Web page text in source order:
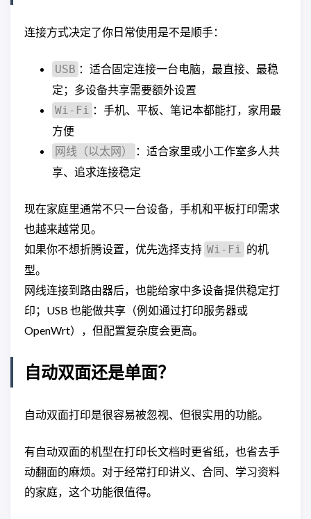
连接方式决定了你日常使用是不是顺手：
USB ：适合固定连接一台电脑，最直接、最稳
定；多设备共享需要额外设置
Wi-Fi ：手机、平板、笔记本都能打，家用最
方便
网线（以太网）
：适合家里或小工作室多人共
享、追求连接稳定
现在家庭里通常不只一台设备，手机和平板打印需求
也越来越常见。
如果你不想折腾设置，优先选择支持 Wi-Fi 的机
型。
网线连接到路由器后，也能给家中多设备提供稳定打
印；USB 也能做共享（例如通过打印服务器或
OpenWrt），但配置复杂度会更高。
自动双面还是单面？
自动双面打印是很容易被忽视、但很实用的功能。
有自动双面的机型在打印长文档时更省纸，也省去手
动翻面的麻烦。对于经常打印讲义、合同、学习资料
的家庭，这个功能很值得。